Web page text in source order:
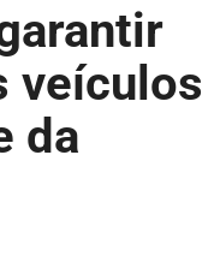
veículos
da